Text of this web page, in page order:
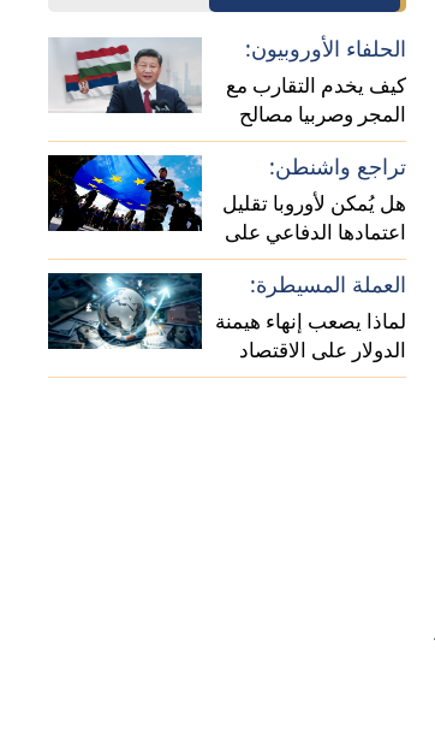
الحلفاء الأوروبيون:
كيف يخدم التقارب مع
المجر وصربيا مصالح
الصين؟
تراجع واشنطن:
هل يُمكن لأوروبا تقليل
اعتمادها الدفاعي على
الولايات المتحدة؟
العملة المسيطرة:
لماذا يصعب إنهاء هيمنة
الدولار على الاقتصاد
العالمي؟